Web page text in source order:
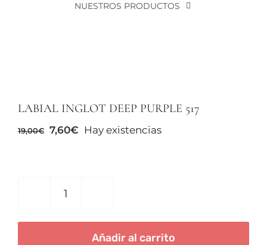
NUESTROS PRODUCTOS
LOTES PROMOCIONALES
MAQUILLAJES
LABIAL INGLOT DEEP PURPLE 517
19,00€ El
7,60€ ElHay existencias
LABIAL
DEEP
PURPLEAñadir al carrito